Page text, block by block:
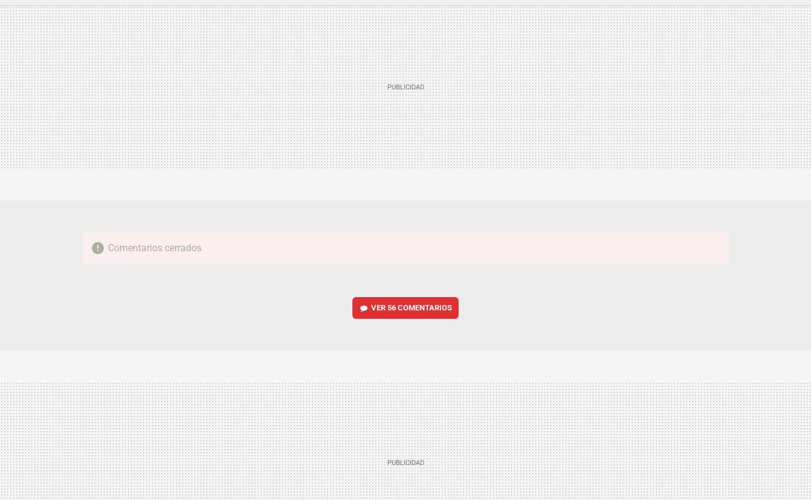
MAIL
Comentarios cerrados
VER 56 COMENTARIOS